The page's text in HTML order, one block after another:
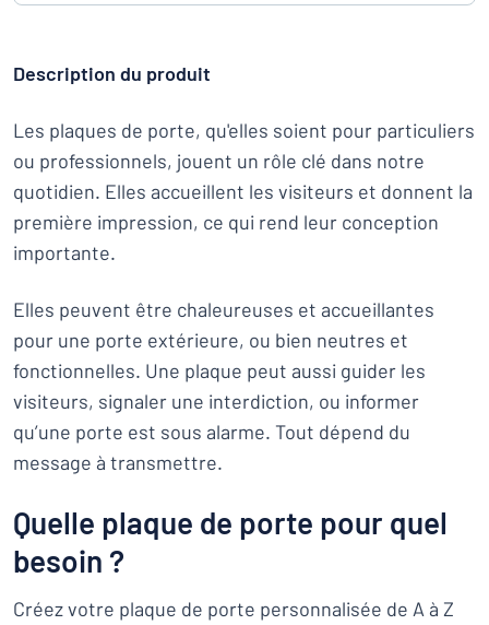
Description du produit
Les plaques de porte, qu'elles soient pour particuliers
ou professionnels, jouent un rôle clé dans notre
quotidien. Elles accueillent les visiteurs et donnent la
première impression, ce qui rend leur conception
importante.
Elles peuvent être chaleureuses et accueillantes
pour une porte extérieure, ou bien neutres et
fonctionnelles. Une plaque peut aussi guider les
visiteurs, signaler une interdiction, ou informer
qu’une porte est sous alarme. Tout dépend du
message à transmettre.
Quelle plaque de porte pour quel
besoin ?
Créez votre plaque de porte personnalisée de A à Z